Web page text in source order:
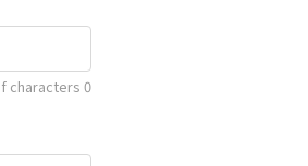
characters 0